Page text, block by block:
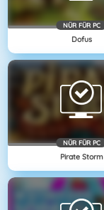
NÜR FÜR PC
Dofus
NÜR FÜR PC
Pirate Storm